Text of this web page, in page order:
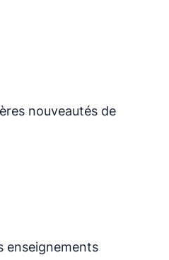
nouveautés de
enseignements